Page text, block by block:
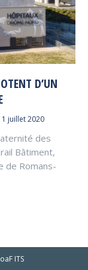
D’UN
1 juillet 2020
des
Bâtiment,
de Romans-
ITS